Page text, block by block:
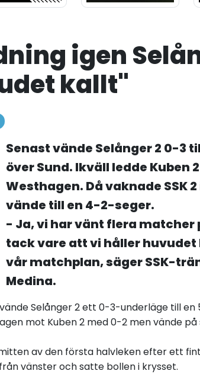
igen
kallt"
Senast vände Selånger 2 0-3
över Sund. Ikväll ledde Kuben
Westhagen. Då vaknade SSK
vände till en 4-2-seger.
- Ja, vi har vänt flera matcher
tack vare att vi håller
vår matchplan, säger SSK-
Medina.
Selånger 2 ett 0-3-underläge till en
mot Kuben 2 med 0-2 men vände
av den första halvleken efter ett
vänster och satte bollen i krysset.